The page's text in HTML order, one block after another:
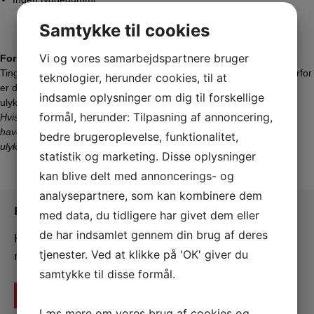
Forsikring
Tingsted Gymnastikforening er forsikret efter gældende lovkrav. Derfor
er det det udøvende medlem, som selv er ansvarlig for at være
ulykkesforsikret.
Hvis gymnasten udfører dobbelt roterende spring, skal gymnasten
have en ulykkesforsikring, der omfatter ekstremsport (tjek hvad din
ulykkesforsikring dækker).
Bliv medlem
Her kan du tilmelde dig, hvis du ikke allerede er
medlem af Tingsted gymnastikforening
Samtykke til cookies
Vi og vores samarbejdspartnere bruger
teknologier, herunder cookies, til at
indsamle oplysninger om dig til forskellige
formål, herunder: Tilpasning af annoncering,
bedre brugeroplevelse, funktionalitet,
statistik og marketing. Disse oplysninger
kan blive delt med annoncerings- og
analysepartnere, som kan kombinere dem
med data, du tidligere har givet dem eller
de har indsamlet gennem din brug af deres
tjenester. Ved at klikke på 'OK' giver du
samtykke til disse formål.